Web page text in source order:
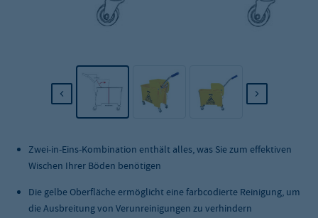
Zwei-in-Eins-Kombination enthält alles, was Sie zum effektiven
Wischen Ihrer Böden benötigen
Die gelbe Oberfläche ermöglicht eine farbcodierte Reinigung, um
die Ausbreitung von Verunreinigungen zu verhindern